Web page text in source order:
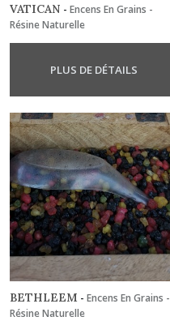
VATICAN - Encens En Grains -
Résine Naturelle
PLUS DE DÉTAILS
BETHLEEM - Encens En Grains -
Résine Naturelle